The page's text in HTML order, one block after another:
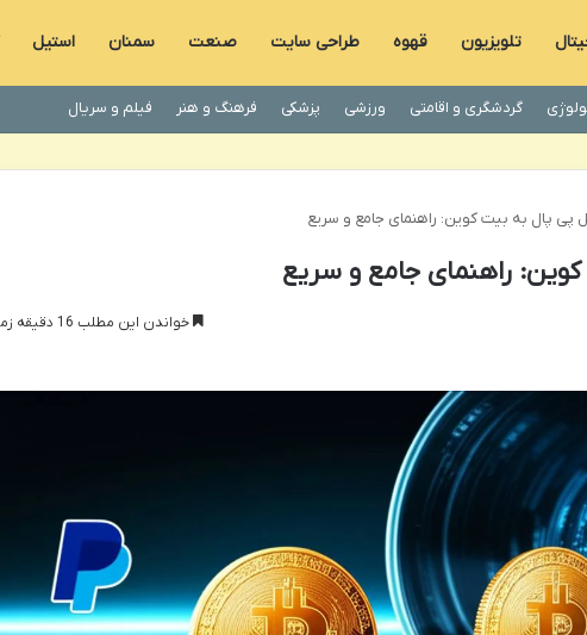
تلویزیون قهوه طراحی سایت صنعت سمنان استیل
گردشگری و اقامتی ورزشی پزشکی فرهنگ و هنر فیلم و سریال
پی پال به بیت کوین: راهنمای جامع و سریع
راهنمای جامع و سریع
خواندن این مطلب 16 دقیقه زمان میبرد